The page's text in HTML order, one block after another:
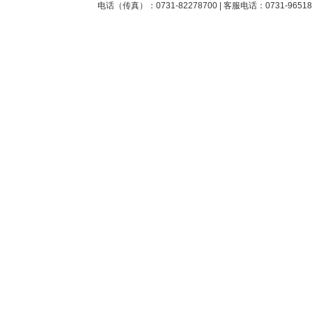
电话（传真）：0731-82278700 | 客服电话：0731-